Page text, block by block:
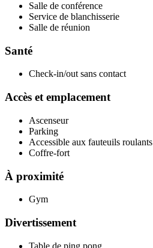
Salle de conférence
Service de blanchisserie
Salle de réunion
Santé
Check-in/out sans contact
Accès et emplacement
Ascenseur
Parking
Accessible aux fauteuils roulants
Coffre-fort
À proximité
Gym
Divertissement
Table de ping pong